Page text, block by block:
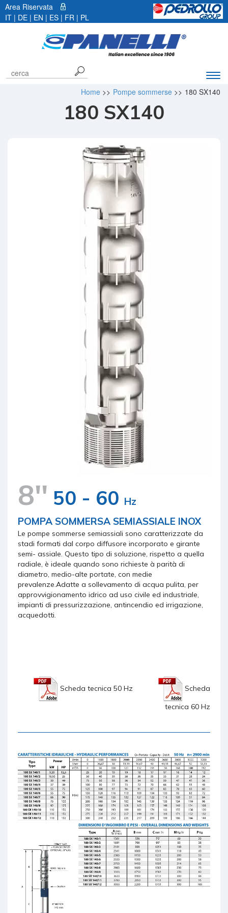
Area Riservata
IT | DE | EN | ES | FR | PL
di
180 SX140
Pompe sommerse >>
Home >>
180 SX140
8'' 50 - 60 Hz
POMPA SOMMERSA SEMIASSIALE INOX
Le pompe sommerse semiassiali sono caratterizzate da
stadi formati dal corpo diffusore incorporato e girante
semi- assiale. Questo tipo di soluzione, rispetto a quella
radiale, è ideale quando sono richieste à parità di
diametro, medio-alte portate, con medie
prevalenze.Adatte a sollevamento di acqua pulita, per
approvvigionamento idrico ad uso civile ed industriale,
impianti di pressurizzazione, antincendio ed irrigazione,
acquedotti.
Scheda tecnica 50 Hz Scheda
tecnica 60 Hz